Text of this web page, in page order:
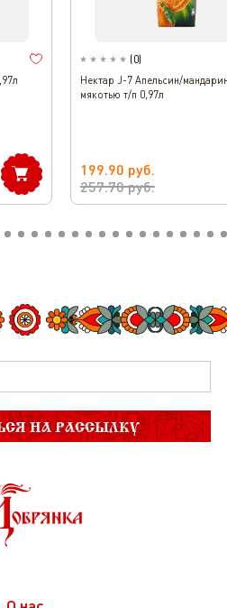
(0)
Нектар J-7 Апельсин/
мякотью т/п 0,97л
199.90 руб.
257.70руб.
НА РАССЫЛКУ